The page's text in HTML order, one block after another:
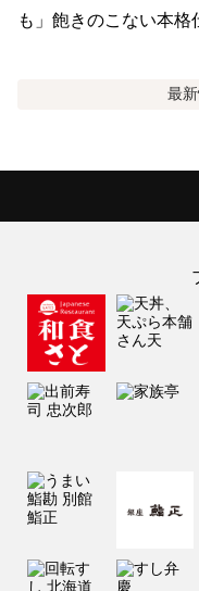
も」飽きのこない本格
最